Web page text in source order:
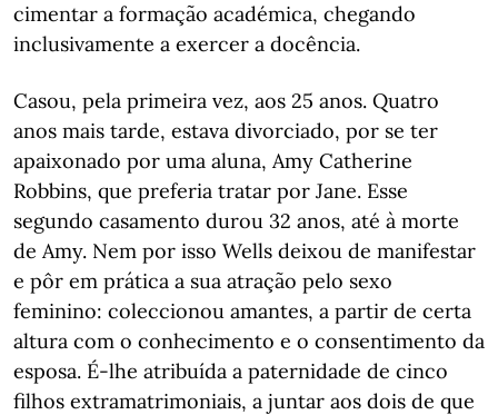
cimentar a formação académica, chegando
inclusivamente a exercer a docência.
Casou, pela primeira vez, aos 25 anos. Quatro
anos mais tarde, estava divorciado, por se ter
apaixonado por uma aluna, Amy Catherine
Robbins, que preferia tratar por Jane. Esse
segundo casamento durou 32 anos, até à morte
de Amy. Nem por isso Wells deixou de manifestar
e pôr em prática a sua atração pelo sexo
feminino: coleccionou amantes, a partir de certa
altura com o conhecimento e o consentimento da
esposa. É-lhe atribuída a paternidade de cinco
filhos extramatrimoniais, a juntar aos dois de que